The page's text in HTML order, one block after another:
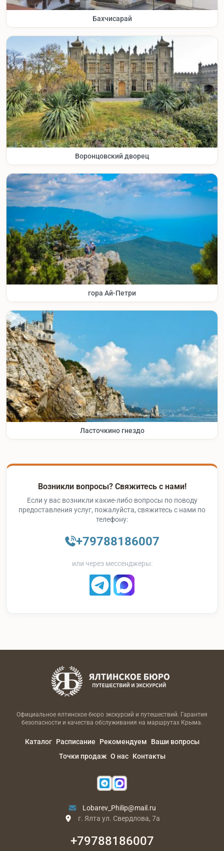
Бахчисарай
Воронцовский дворец
гора Ай-Петри
Ласточкино гнездо
Возникли вопросы? Свяжитесь с нами!
Если у вас возникли какие-либо вопросы по поводу
предоставления услуг, пожалуйста, свяжитесь с нами по
телефону:
+79788186007
или через мессенджеры:
Официальное ялтинское бюро экскурсий и путешествий. Гарантия
безопасности и качества обслуживания на маршрутах Крыма.
Каталог Расписание Рекомендуем
Ваши вопросы
Точки продаж О нас Контакты
Lobarev_Philip@mail.ru
г. Ялта ул. Свердлова, 7а
+79788186007